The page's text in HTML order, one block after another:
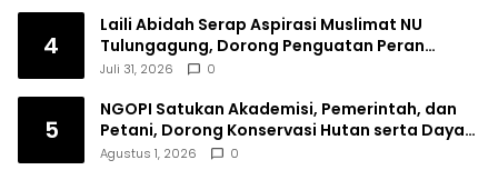
4
Laili Abidah Serap Aspirasi Muslimat NU
Tulungagung, Dorong Penguatan Peran
Perempuan
Juli 31, 2026 0
5
NGOPI Satukan Akademisi, Pemerintah, dan
Petani, Dorong Konservasi Hutan serta Daya
Saing Kopi Tulungagung
Agustus 1, 2026 0